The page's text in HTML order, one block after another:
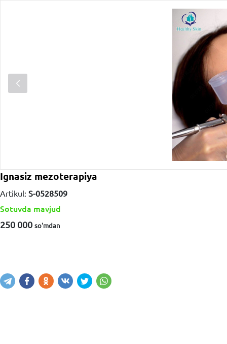
Ignasiz mezoterapiya
Artikul: S-0528509
Sotuvda mavjud
250 000 so'mdan